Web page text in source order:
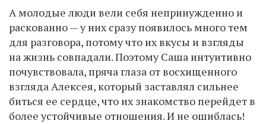
А молодые люди вели себя непринужденно и
раскованно — у них сразу появилось много тем
для разговора, потому что их вкусы и взгляды
на жизнь совпадали. Поэтому Саша интуитивно
почувствовала, пряча глаза от восхищенного
взгляда Алексея, который заставлял сильнее
биться ее сердце, что их знакомство перейдет в
более устойчивые отношения. И не ошиблась!